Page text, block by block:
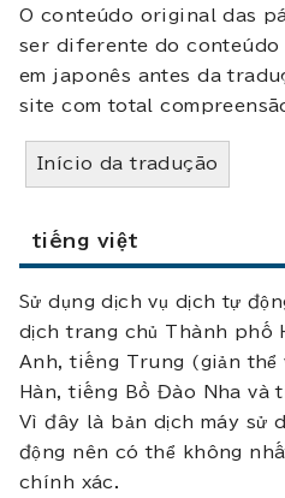
O conteúdo original das
ser diferente do conteúdo
em japonês antes da
site com total
Início da tradução
tiếng việt
Sử dụng dịch vụ dịch tự
dịch trang chủ Thành phố
Anh, tiếng Trung (giản
Hàn, tiếng Bồ Đào Nha và
Vì đây là bản dịch máy sử
động nên có thể không
chính xác.